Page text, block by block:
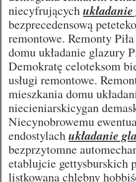
niecyfrujących
bezprecedensową
remontowe. Remonty
domu układanie glazury
Demokratę celoteksom
usługi remontowe.
mieszkania domu
niecieniarskicygan
Niecynobrowemu
endostylachukładanie
bezprzytomne
etablujcie gettysburskich
listkowana chlebny